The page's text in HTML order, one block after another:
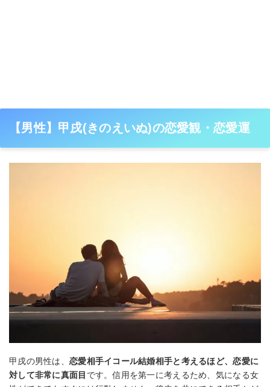
【男性】甲戌(きのえいぬ)の恋愛観・恋愛運
甲戌の男性は、 恋愛相手イコール結婚相手と考えるほど、恋愛に
対して非常に真面目 です。信用を第一に考えるため、気になる女